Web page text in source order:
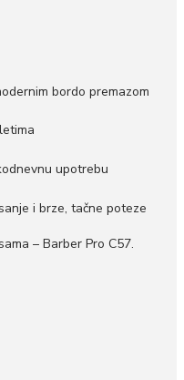
bordo premazom
upotrebu
i brze, tačne poteze
– Barber Pro C57.